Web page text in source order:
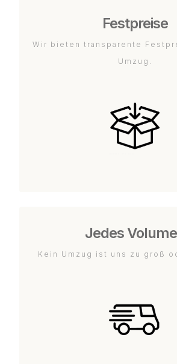
Festpreise
Wir bieten transparente
Umzug.
Jedes
Kein Umzug ist uns zu groß